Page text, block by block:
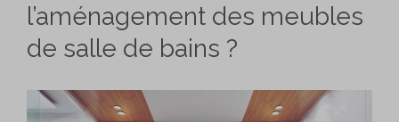
l’aménagement des meubles
de salle de bains ?